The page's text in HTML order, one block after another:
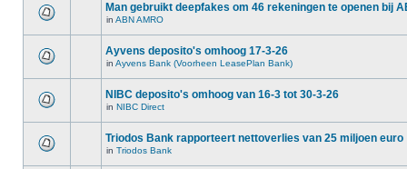
Man gebruikt deepfakes om 46 rekeningen te openen bij
in ABN AMRO
Ayvens deposito's omhoog 17-3-26
in Ayvens Bank (Voorheen LeasePlan Bank)
NIBC deposito's omhoog van 16-3 tot 30-3-26
in NIBC Direct
Triodos Bank rapporteert nettoverlies van 25 miljoen euro
in Triodos Bank